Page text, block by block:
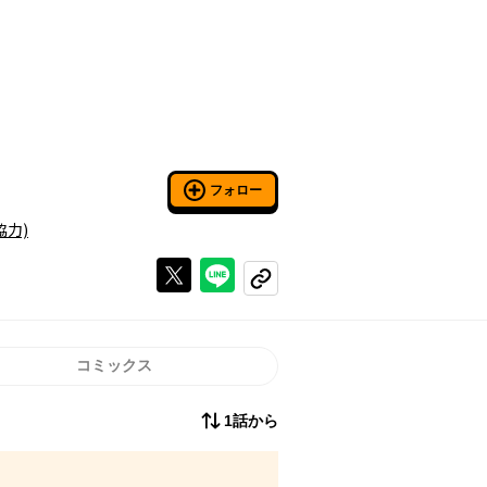
フォロー
力)
Xで投稿するラインでシェアする
コピーする
コミックス
1話から